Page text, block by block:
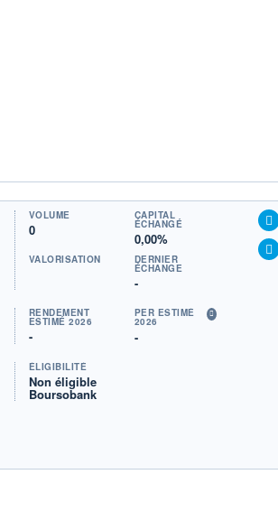
VOLUME
0
CAPITAL
ÉCHANGÉ
0,00%
VALORISATION DERNIER
ÉCHANGE
-
RENDEMENT
ESTIMÉ 2026
-
PER ESTIMÉ
2026
-
ÉLIGIBILITÉ
Non éligible
Boursobank